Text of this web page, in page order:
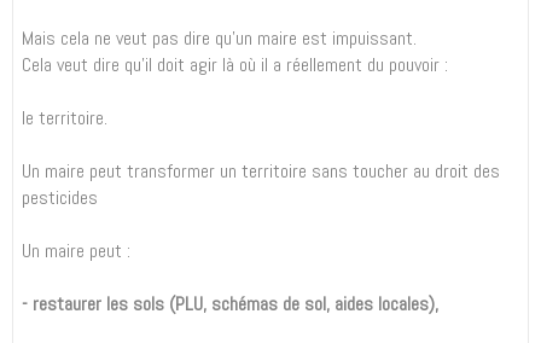
Mais cela ne veut pas dire qu’un maire est impuissant.
Cela veut dire qu’il doit agir là où il a réellement du pouvoir :
le territoire.
Un maire peut transformer un territoire sans toucher au droit des
pesticides
Un maire peut :
- restaurer les sols (PLU, schémas de sol, aides locales),